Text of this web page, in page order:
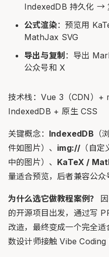
IndexedDB 持久化 →
公式渲染：预览用
MathJax SVG
导出与复制 ：导出
公众号和 X
技术栈：Vue 3（CDN）
IndexedDB + 原生 CSS
关键概念： IndexedDB （
件如图片）、 img:// （自
中的图片）、 KaTeX /
量适合预览，后者兼容公众
为什么选它做教程案例？
的开源项目出发，通过写
改造，最终变成一个完全
数设计师接触 Vibe Coding